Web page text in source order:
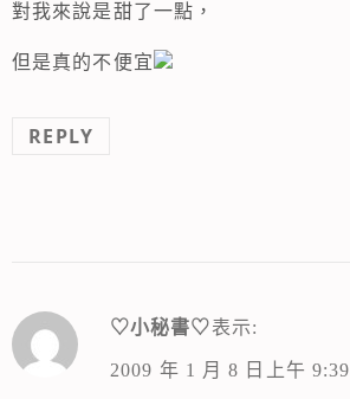
對我來說是甜了一點，
但是真的不便宜
REPLY
♡小秘書♡表示:
2009 年 1 月 8 日上午 9:39